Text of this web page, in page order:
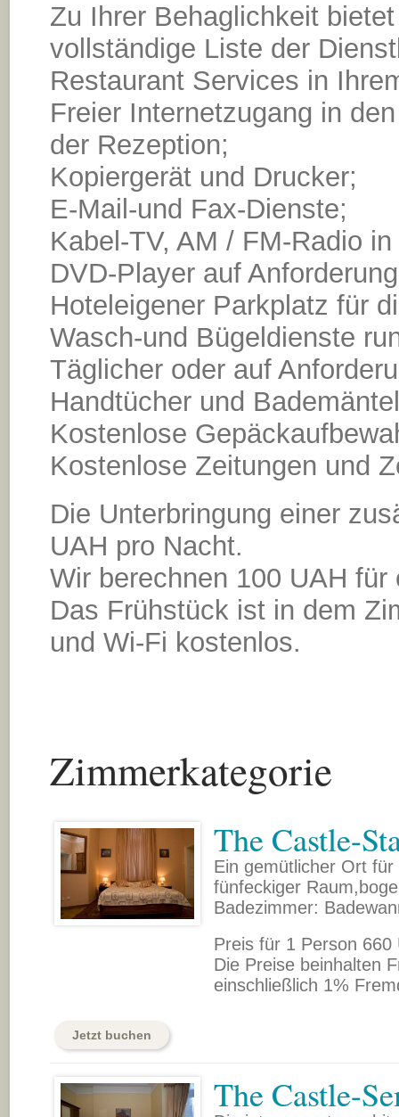
Zu Ihrer Behaglichkeit
vollständige Liste der
Restaurant Services in
Freier Internetzugang in
der Rezeption;
Kopiergerät und Drucker;
E-Mail-und Fax-Dienste;
Kabel-TV, AM / FM-Radio
DVD-Player auf
Hoteleigener Parkplatz für
Wasch-und Bügeldienste
Täglicher oder auf
Handtücher und
Kostenlose
Kostenlose Zeitungen und
Die Unterbringung einer
UAH pro Nacht.
Wir berechnen 100 UAH
Das Frühstück ist in dem
und Wi-Fi kostenlos.
Zimmerkategorie
The Castle-
Ein gemütlicher Ort
fünfeckiger
Badezimmer:
Preis für 1 Person
Die Preise beinhalten
einschließlich 1%
Jetzt buchen
The Castle-